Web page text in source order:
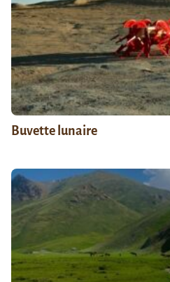
Buvette lunaire